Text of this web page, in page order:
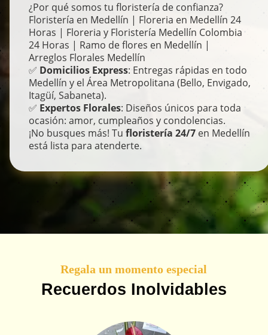
¿Por qué somos tu floristería de confianza?
Floristería en Medellín | Floreria en Medellín 24
Horas | Floreria y Floristería Medellín Colombia
24 Horas | Ramo de flores en Medellín |
Arreglos Florales Medellín
✅ Domicilios Express: Entregas rápidas en todo
Medellín y el Área Metropolitana (Bello, Envigado,
Itagüí, Sabaneta).
✅ Expertos Florales: Diseños únicos para toda
ocasión: amor, cumpleaños y condolencias.
¡No busques más! Tu floristería 24/7 en Medellín
está lista para atenderte.
Regala un momento especial
Recuerdos Inolvidables